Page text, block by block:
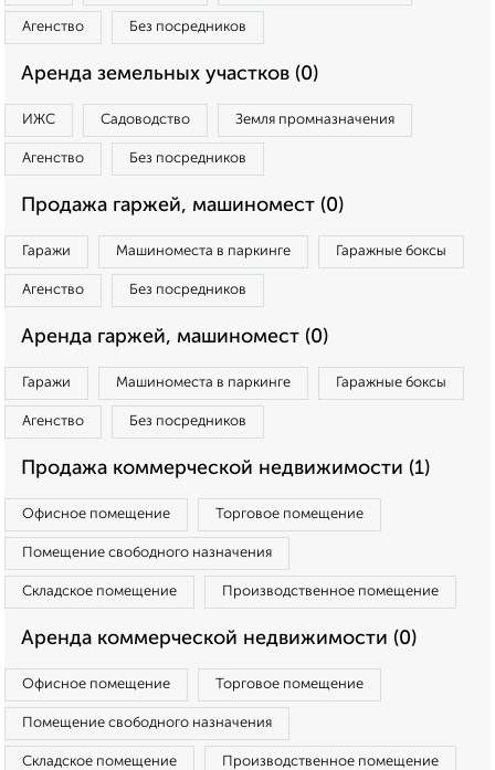
Агенство Без посредников
Аренда земельных участков (0)
ИЖС Садоводство Земля промназначения
Агенство Без посредников
Продажа гаржей, машиномест (0)
Гаражи Машиноместа в паркинге Гаражные боксы
Агенство Без посредников
Аренда гаржей, машиномест (0)
Гаражи Машиноместа в паркинге Гаражные боксы
Агенство Без посредников
Продажа коммерческой недвижимости (1)
Офисное помещение Торговое помещение
Помещение свободного назначения
Складское помещение Производственное помещение
Аренда коммерческой недвижимости (0)
Офисное помещение Торговое помещение
Помещение свободного назначения
Складское помещение Производственное помещение